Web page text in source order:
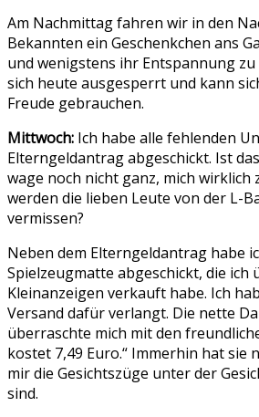
Am Nachmittag fahren wir in den
Bekannten ein Geschenkchen ans
und wenigstens ihr Entspannung zu
sich heute ausgesperrt und kann
Freude gebrauchen.
Mittwoch: Ich habe alle fehlenden
Elterngeldantrag abgeschickt. Ist
wage noch nicht ganz, mich wirklich
werden die lieben Leute von der L-
vermissen?
Neben dem Elterngeldantrag habe
Spielzeugmatte abgeschickt, die ich
Kleinanzeigen verkauft habe. Ich
Versand dafür verlangt. Die nette
überraschte mich mit den
kostet 7,49 Euro.“ Immerhin hat sie
mir die Gesichtszüge unter der
sind.